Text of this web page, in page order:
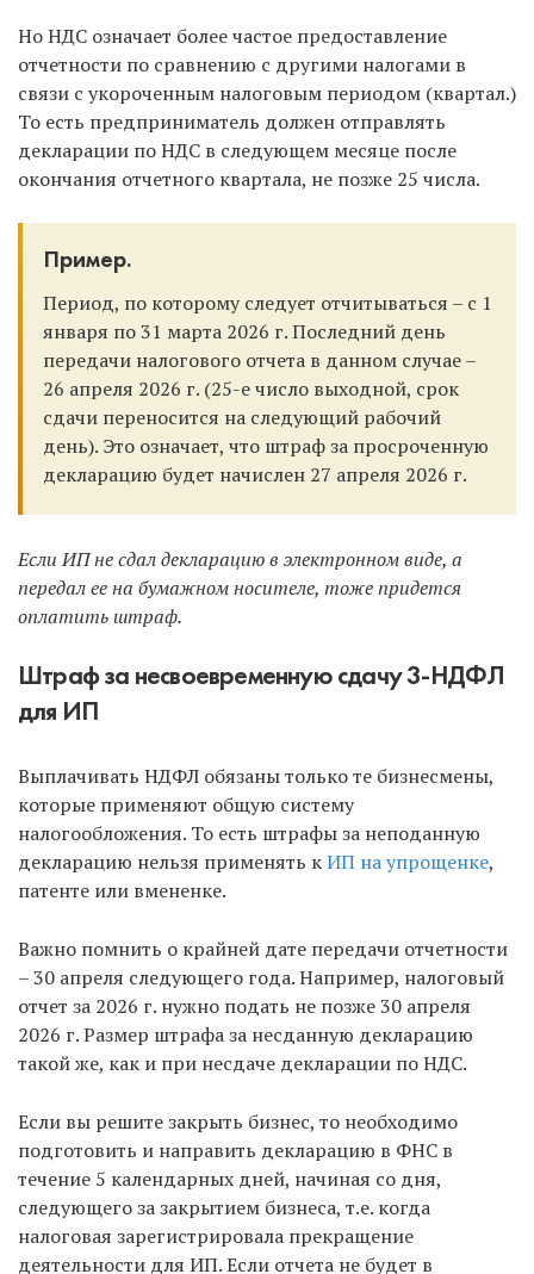
Но НДС означает более частое предоставление
отчетности по сравнению с другими налогами в
связи с укороченным налоговым периодом (квартал.)
То есть предприниматель должен отправлять
декларации по НДС в следующем месяце после
окончания отчетного квартала, не позже 25 числа.
Пример.
Период, по которому следует отчитываться – с 1
января по 31 марта 2026 г. Последний день
передачи налогового отчета в данном случае –
26 апреля 2026 г. (25-е число выходной, срок
сдачи переносится на следующий рабочий
день). Это означает, что штраф за просроченную
декларацию будет начислен 27 апреля 2026 г.
Если ИП не сдал декларацию в электронном виде, а
передал ее на бумажном носителе, тоже придется
оплатить штраф.
Штраф за несвоевременную сдачу 3-НДФЛ
для ИП
Выплачивать НДФЛ обязаны только те бизнесмены,
которые применяют общую систему
налогообложения. То есть штрафы за неподанную
декларацию нельзя применять кИП на упрощенке,
патенте или вмененке.
Важно помнить о крайней дате передачи отчетности
– 30 апреля следующего года. Например, налоговый
отчет за 2026 г. нужно подать не позже 30 апреля
2026 г. Размер штрафа за несданную декларацию
такой же, как и при несдаче декларации по НДС.
Если вы решите закрыть бизнес, то необходимо
подготовить и направить декларацию в ФНС в
течение 5 календарных дней, начиная со дня,
следующего за закрытием бизнеса, т.е. когда
налоговая зарегистрировала прекращение
деятельности для ИП. Если отчета не будет в